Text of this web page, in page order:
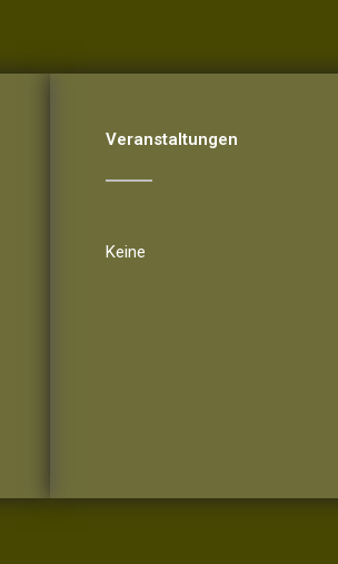
Veranstaltungen
Keine